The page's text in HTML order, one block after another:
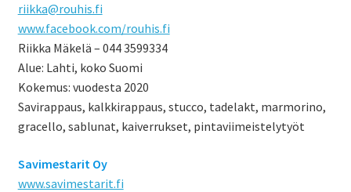
riikka@rouhis.fi
www.facebook.com/rouhis.fi
Riikka Mäkelä – 044 3599334
Alue: Lahti, koko Suomi
Kokemus: vuodesta 2020
Savirappaus, kalkkirappaus, stucco, tadelakt, marmorino,
gracello, sablunat, kaiverrukset, pintaviimeistelytyöt
Savimestarit Oy
www.savimestarit.fi